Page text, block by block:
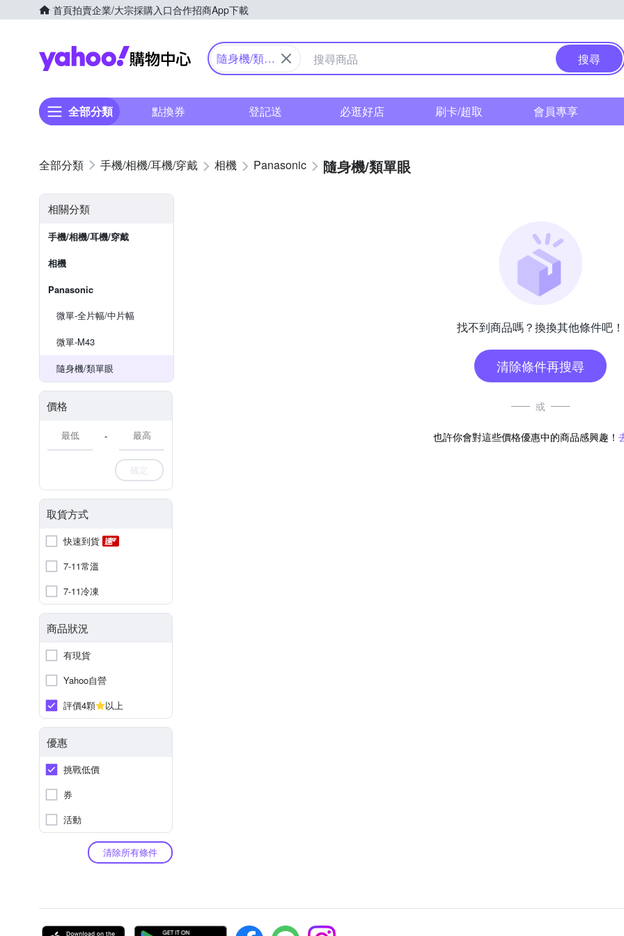
首頁拍賣企業/大宗採購入口合作招商App下載
Yahoo購物中心
隨身機/類單
搜尋
全部分類 點換券 登記送 必逛好店 刷卡/超取 會員專享
手機/相機/耳機/穿戴 相機 Panasonic 隨身機/類單眼
相關分類
手機/相機/耳機/穿戴
相機
Panasonic
微單-全片幅/中片幅
微單-M43
隨身機/類單眼
價格
-
確定
取貨方式
快速到貨
7-11常溫
7-11冷凍
商品狀況
有現貨
Yahoo自營
評價4顆
以上
優惠
挑戰低價
券
活動
清除所有條件
找不到商品嗎？換換其他條件吧！
清除條件再搜尋
或
也許你會對這些價格優惠中的商品感興趣！